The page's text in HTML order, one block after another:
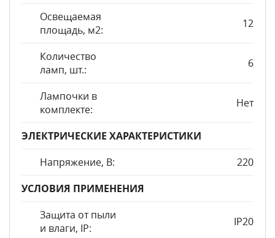
Освещаемая
площадь, м2:
12
Количество
ламп, шт.:
6
Лампочки в
комплекте:
Нет
ЭЛЕКТРИЧЕСКИЕ ХАРАКТЕРИСТИКИ
Напряжение, В:
220
УСЛОВИЯ ПРИМЕНЕНИЯ
Защита от пыли
и влаги, IP:
IP20